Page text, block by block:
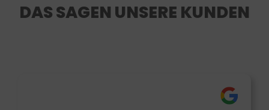
DAS SAGEN UNSERE KUNDEN